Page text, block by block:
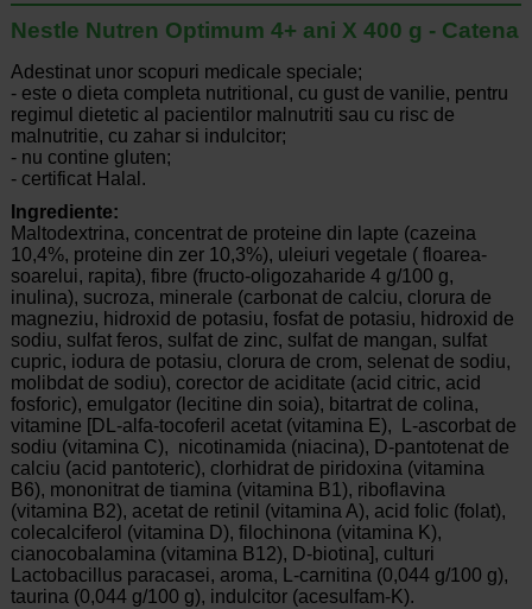
Nestle Nutren Optimum 4+ ani X 400 g - Catena
Adestinat unor scopuri medicale speciale;
- este o dieta completa nutritional, cu gust de vanilie, pentru
regimul dietetic al pacientilor malnutriti sau cu risc de
malnutritie, cu zahar si indulcitor;
- nu contine gluten;
- certificat Halal.
Ingrediente:
Maltodextrina, concentrat de proteine din lapte (cazeina
10,4%, proteine din zer 10,3%), uleiuri vegetale ( floarea-
soarelui, rapita), fibre (fructo-oligozaharide 4 g/100 g,
inulina), sucroza, minerale (carbonat de calciu, clorura de
magneziu, hidroxid de potasiu, fosfat de potasiu, hidroxid de
sodiu, sulfat feros, sulfat de zinc, sulfat de mangan, sulfat
cupric, iodura de potasiu, clorura de crom, selenat de sodiu,
molibdat de sodiu), corector de aciditate (acid citric, acid
fosforic), emulgator (lecitine din soia), bitartrat de colina,
vitamine [DL-alfa-tocoferil acetat (vitamina E), L-ascorbat de
sodiu (vitamina C), nicotinamida (niacina), D-pantotenat de
calciu (acid pantoteric), clorhidrat de piridoxina (vitamina
B6), mononitrat de tiamina (vitamina B1), riboflavina
(vitamina B2), acetat de retinil (vitamina A), acid folic (folat),
colecalciferol (vitamina D), filochinona (vitamina K),
cianocobalamina (vitamina B12), D-biotina], culturi
Lactobacillus paracasei, aroma, L-carnitina (0,044 g/100 g),
taurina (0,044 g/100 g), indulcitor (acesulfam-K).